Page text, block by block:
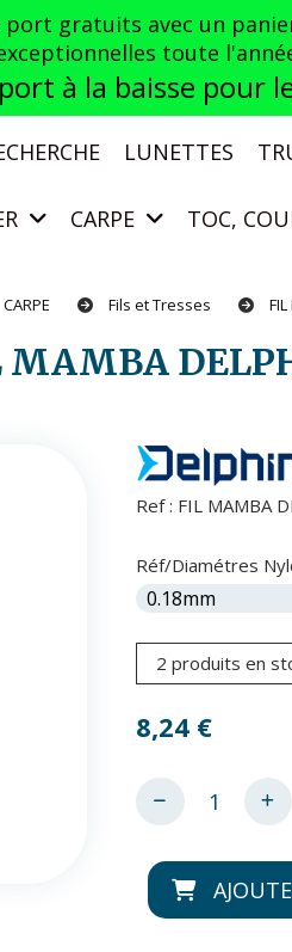
gratuits avec un
toute
à la baisse pour
LUNETTES
CARPE TOC,
CARPE Fils et Tresses
MAMBA
Ref : FIL MAMBA
Réf/Diamétres
2 produits en
8,24€